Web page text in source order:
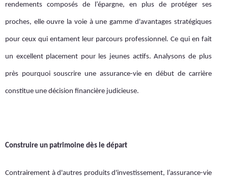
rendements composés de l’épargne, en plus de protéger ses
proches, elle ouvre la voie à une gamme d'avantages stratégiques
pour ceux qui entament leur parcours professionnel. Ce qui en fait
un excellent placement pour les jeunes actifs. Analysons de plus
près pourquoi souscrire une assurance-vie en début de carrière
constitue une décision financière judicieuse.
Construire un patrimoine dès le départ
Contrairement à d'autres produits d'investissement, l’assurance-vie